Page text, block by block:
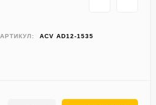
АРТИКУЛ: ACV AD12-1535